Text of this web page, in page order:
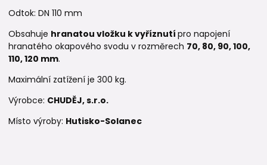
Odtok: DN 110 mm
Obsahuje hranatou vložku k vyříznutí pro napojení
hranatého okapového svodu v rozměrech 70, 80, 90, 100,
110, 120 mm.
Maximální zatížení je 300 kg.
Výrobce: CHUDĚJ, s.r.o.
Místo výroby: Hutisko-Solanec